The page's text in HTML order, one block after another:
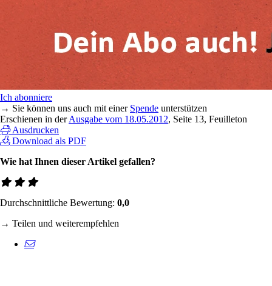
Ich abonniere
→ Sie können uns auch mit einer Spende unterstützen
Erschienen in derAusgabe vom 18.05.2012, Seite 13, Feuilleton
Ausdrucken
Download als PDF
Wie hat Ihnen dieser Artikel gefallen?
Durchschnittliche Bewertung: 0,0
→ Teilen und weiterempfehlen